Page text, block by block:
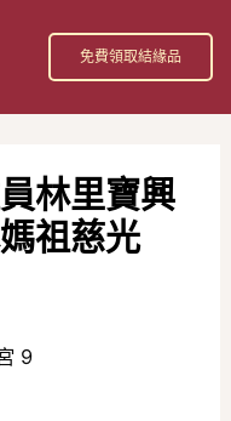
免費領取結緣品
林里寶興
祖慈光